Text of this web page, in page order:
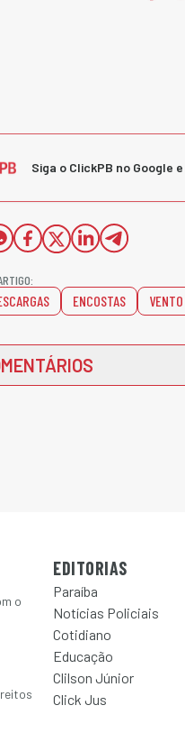
Siga o ClickPB no Google
ENCOSTAS VENTO
o
EDITORIAS
Paraíba
Notícias Policiais
Cotidiano
Educação
Clilson Júnior
Click Jus